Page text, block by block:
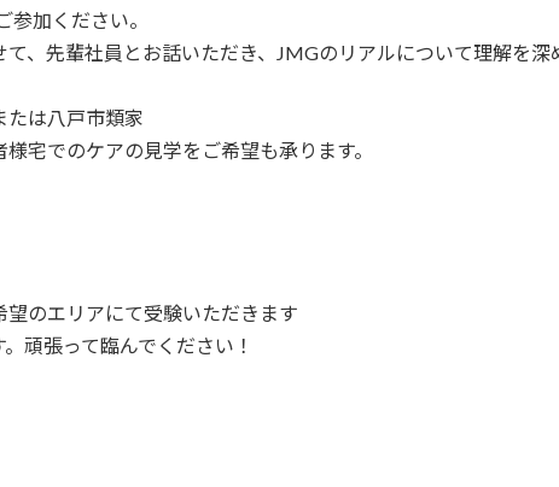
加ください。
、先輩社員とお話いただき、JMGのリアルについて理解を深
たは八戸市類家
宅でのケアの見学をご希望も承ります。
のエリアにて受験いただきます
頑張って臨んでください！